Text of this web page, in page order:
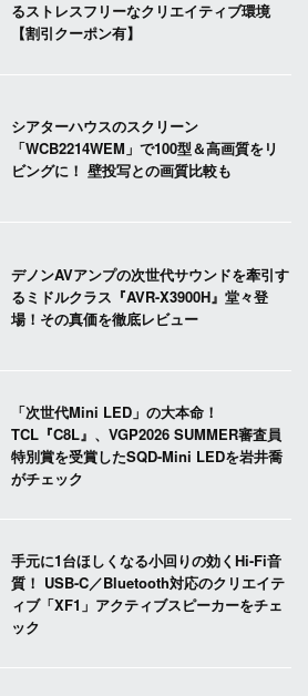
るストレスフリーなクリエイティブ環境
【割引クーポン有】
シアターハウスのスクリーン
「WCB2214WEM」で100型＆高画質をリ
ビングに！ 壁投写との画質比較も
デノンAVアンプの次世代サウンドを牽引す
るミドルクラス『AVR-X3900H』堂々登
場！その真価を徹底レビュー
「次世代Mini LED」の大本命！
TCL『C8L』、VGP2026 SUMMER審査員
特別賞を受賞したSQD-Mini LEDを岩井喬
がチェック
手元に1台ほしくなる小回りの効くHi-Fi音
質！ USB-C／Bluetooth対応のクリエイテ
ィブ「XF1」アクティブスピーカーをチェ
ック